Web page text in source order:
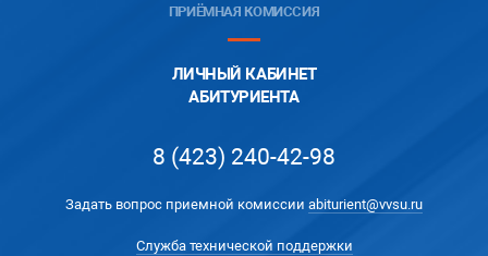
ПРИЁМНАЯ КОМИССИЯ
ЛИЧНЫЙ КАБИНЕТ
АБИТУРИЕНТА
8 (423) 240-42-98
Задать вопрос приемной комиссии abiturient@vvsu.ru
Служба технической поддержки